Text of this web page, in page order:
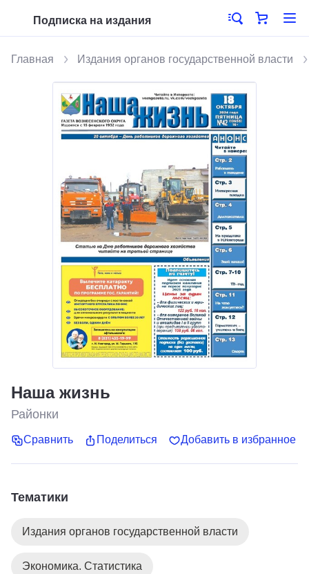
Подписка на издания
Главная Издания органов государственной власти
Наша жизнь
Районки
Сравнить Поделиться Добавить в избранное
Тематики
Издания органов государственной власти
Экономика. Статистика